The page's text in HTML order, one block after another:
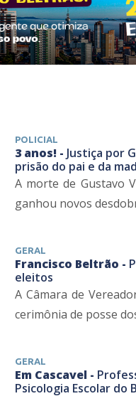
POLICIAL
3 anos! - Justiça por
prisão do pai e da
A morte de Gustavo
ganhou novos
GERAL
Francisco Beltrão -
eleitos
A Câmara de
cerimônia de posse
GERAL
Em Cascavel -
Psicologia Escolar do